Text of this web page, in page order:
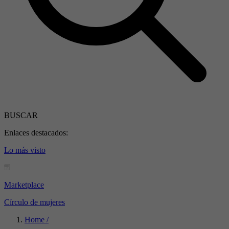
BUSCAR
Enlaces destacados:
Lo más visto
Marketplace
Círculo de mujeres
Home /